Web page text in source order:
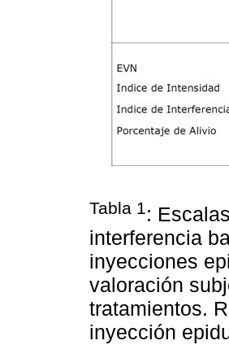
Tabla 1:
interferencia
inyecciones
valoración
tratamientos.
inyección